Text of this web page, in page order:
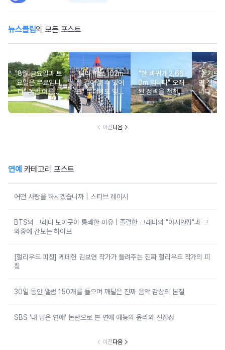
뉴스클립의 모든 포스트
"8월 금요일과 토
요일은 무료입니
다" 이번 여름에
무료로 입장 가능
한 의미 있는 여행
"바다 위로 102m
를 걸어갈 수 있어
요" 무더위도 잊게
만드는 여름 바다
풍경 여행지
"한 바퀴가 2,66
0m 입니다" 오래
된 성벽을 천천히
둘러보며 걷기 좋
은 여행지
"걷기도
면 전동
니다" 누
로 편하
기 좋
이전다음
연예 카테고리 포스트
어떤 사랑을 하시겠습니까 | 스티브 레이시
BTS의 그래미 보이콧이 통쾌한 이유 | 졸렬한 그래미의 "아시안팝"과 그
와중에 간보는 하이브
[헐리우드 피칭] 케데헌 김보연 작가가 들려주는 진짜 헐리우드 작가의 피
칭
30일 동안 앨범 150개를 들으며 깨달은 진짜 음악 감상의 본질
SBS '내 남은 연애' 논란으로 본 연애 예능의 윤리와 진정성
이전다음